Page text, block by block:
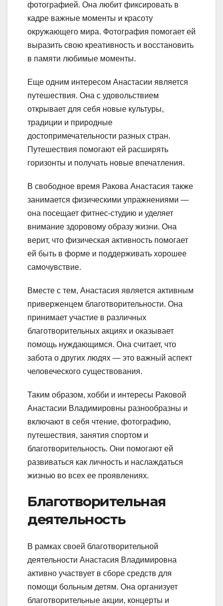
фотографией. Она любит фиксировать в
кадре важные моменты и красоту
окружающего мира. Фотография помогает ей
выразить свою креативность и восстановить
в памяти любимые моменты.
Еще одним интересом Анастасии является
путешествия. Она с удовольствием
открывает для себя новые культуры,
традиции и природные
достопримечательности разных стран.
Путешествия помогают ей расширять
горизонты и получать новые впечатления.
В свободное время Ракова Анастасия также
занимается физическими упражнениями —
она посещает фитнес-студию и уделяет
внимание здоровому образу жизни. Она
верит, что физическая активность помогает
ей быть в форме и поддерживать хорошее
самочувствие.
Вместе с тем, Анастасия является активным
приверженцем благотворительности. Она
принимает участие в различных
благотворительных акциях и оказывает
помощь нуждающимся. Она считает, что
забота о других людях — это важный аспект
человеческого существования.
Таким образом, хобби и интересы Раковой
Анастасии Владимировны разнообразны и
включают в себя чтение, фотографию,
путешествия, занятия спортом и
благотворительность. Они помогают ей
развиваться как личность и наслаждаться
жизнью во всех ее проявлениях.
Благотворительная
деятельность
В рамках своей благотворительной
деятельности Анастасия Владимировна
активно участвует в сборе средств для
помощи больным детям. Она организует
благотворительные акции, концерты и